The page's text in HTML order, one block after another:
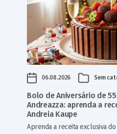
06.08.2026 Sem
Bolo de Aniversário de
Andreazza: aprenda a
Andreia Kaupe
Aprenda a receita exclusiva